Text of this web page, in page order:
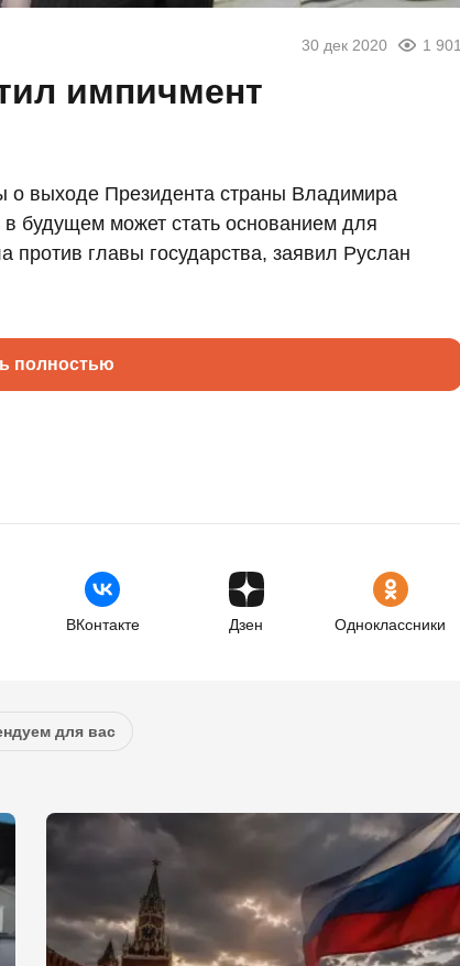
30 дек 2020 1 901
импичмент
о выходе Президента страны Владимира
будущем может стать основанием для
против главы государства, заявил Руслан
полностью
ВКонтакте Дзен Одноклассники
для вас